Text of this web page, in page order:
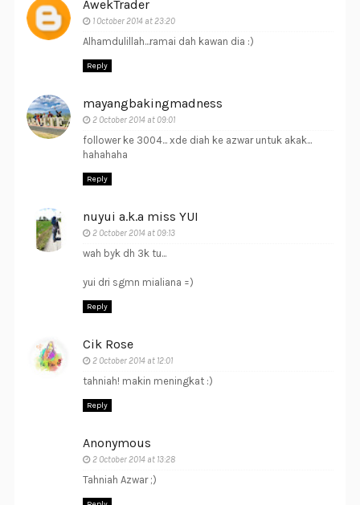
AwekTrader
1 October 2014 at 23:20
Alhamdulillah...ramai dah kawan dia :)
Reply
mayangbakingmadness
2 October 2014 at 09:01
follower ke 3004... xde diah ke azwar untuk akak...
hahahaha
Reply
nuyui a.k.a miss YUI
2 October 2014 at 09:13
wah byk dh 3k tu...
yui dri sgmn mialiana =)
Reply
Cik Rose
2 October 2014 at 12:01
tahniah! makin meningkat :)
Reply
Anonymous
2 October 2014 at 13:28
Tahniah Azwar ;)